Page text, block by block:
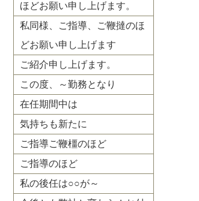
ほどお願い申し上げます。
私同様、ご指導、ご鞭撻のほ
どお願い申し上げます
ご紹介申し上げます。
この度、～勤務となり
在任期間中は
気持ちも新たに
ご指導ご鞭橿のほど
ご指導のほど
私の後任は○○が～